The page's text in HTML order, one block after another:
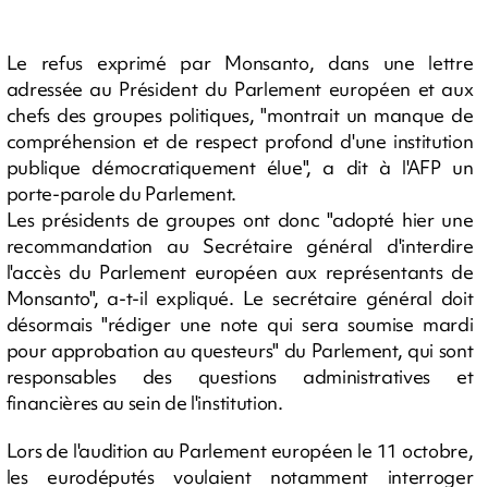
Le refus exprimé par Monsanto, dans une lettre
adressée au Président du Parlement européen et aux
chefs des groupes politiques, "montrait un manque de
compréhension et de respect profond d'une institution
publique démocratiquement élue", a dit à l'AFP un
porte-parole du Parlement.
Les présidents de groupes ont donc "adopté hier une
recommandation au Secrétaire général d'interdire
l'accès du Parlement européen aux représentants de
Monsanto", a-t-il expliqué. Le secrétaire général doit
désormais "rédiger une note qui sera soumise mardi
pour approbation au questeurs" du Parlement, qui sont
responsables des questions administratives et
financières au sein de l'institution.
Lors de l'audition au Parlement européen le 11 octobre,
les eurodéputés voulaient notamment interroger